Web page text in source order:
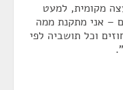
מקומית, למעט
– אני מתקנת ממה
לכם – בין 50 אחוזים ל-80 אחוזים וכל תושביה לפי